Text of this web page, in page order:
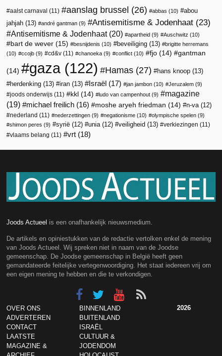
aalst carnaval (11) aanslag brussel (26) abbas (10)
abou
jahjah (13) andré gantman (9) Antisemitisme & Jodenhaat (23)
Antisemitisme & Jodenhaat(20) apartheid (9) Auschwitz (10)
bart de wever (15) besnijdenis (10) beveiliging (13)
brigitte herremans
(10)
ccojb (9) cd&v (11) chanoeka (9) conflict (10) fjo (14) gantman
(14) gaza (122) Hamas (27) hans knoop (13)
herdenking (13) iran (13) Israël (17) jan jambon (10) Jeruzalem (9)
joods onderwijs (11) kkl (14) ludo van campenhout (9)
magazine
(19)
michael freilich (16) moshe aryeh friedman (14) n-va (12)
nederland (11) nederzettingen (9) negationisme (10) olympische spelen (9)
shimon peres (9) syrië (12) unia (12) veiligheid (13) verkiezingen (11)
vlaams belang (11) vrt (18)
Joods Actueel is een onafhankelijk nieuwsmedium.
De artikels en opiniestukken van de redactie vertolken enkel de mening
van Joods Actueel. Wij spreken niet in naam van de Joodse
gemeenschap. De Joodse gemeenschap in België heeft geen
gemandateerde feitelijke vertegenwoordiging. Het staat iedereen vrij om
een eigen mening te hebben en die te verkondigen.
OVER ONS
ADVERTEREN
CONTACT
LAATSTE
MAGAZINE &
BINNENLAND
BUITENLAND
ISRAËL
CULTUUR &
JODENDOM
2026